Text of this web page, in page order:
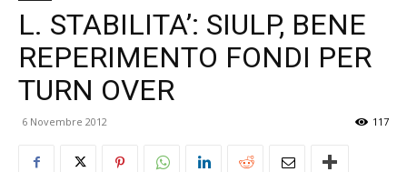
L. STABILITA’: SIULP, BENE
REPERIMENTO FONDI PER
TURN OVER
6 Novembre 2012 117